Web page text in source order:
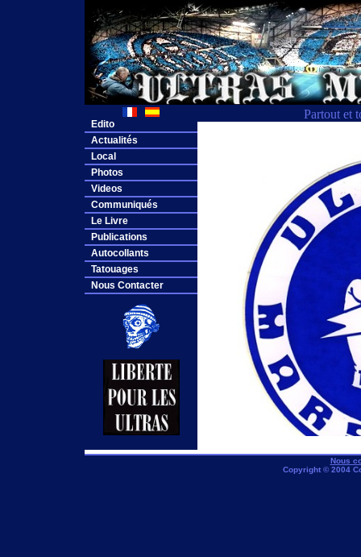
Partout et
Edito
Actualités
Local
Photos
Videos
Communiqués
Le Livre
Publications
Autocollants
Tatouages
Nous Contacter
Nous
Copyright © 2004